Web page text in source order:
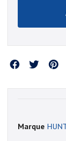
Partager
Marque